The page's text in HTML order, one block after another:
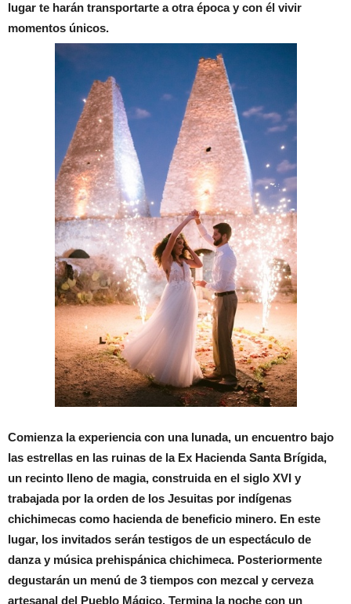
lugar te harán transportarte a otra época y con él vivir
momentos únicos.
Comienza la experiencia con una lunada, un encuentro bajo
las estrellas en las ruinas de la Ex Hacienda Santa Brígida,
un recinto lleno de magia, construida en el siglo XVI y
trabajada por la orden de los Jesuitas por indígenas
chichimecas como hacienda de beneficio minero. En este
lugar, los invitados serán testigos de un espectáculo de
danza y música prehispánica chichimeca. Posteriormente
degustarán un menú de 3 tiempos con mezcal y cerveza
artesanal del Pueblo Mágico. Termina la noche con un